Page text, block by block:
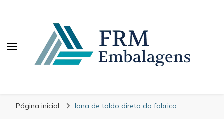
Página inicial lona de toldo direto da fabrica